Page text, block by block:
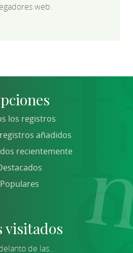
web.
los registros
añadidos
recientemente
Populares
visitados
de las...